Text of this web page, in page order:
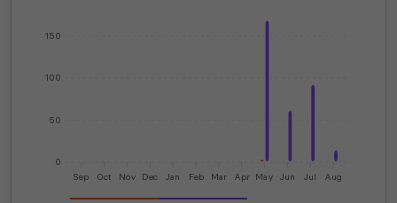
0
50
100
150
Sep Oct Nov Dec Jan Feb Mar Apr May Jun Jul Aug